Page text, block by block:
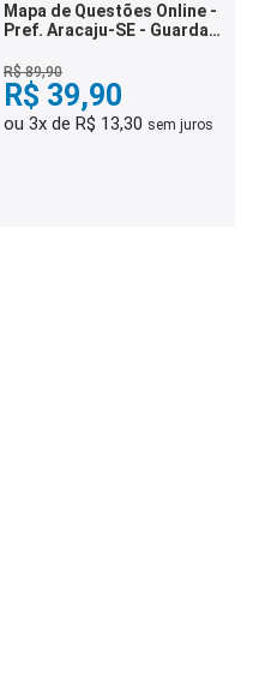
Mapa de Questões Online -
Pref. Aracaju-SE - Guarda
R$ 89,90
R$ 39,90
ou 3x de R$ 13,30 sem juros